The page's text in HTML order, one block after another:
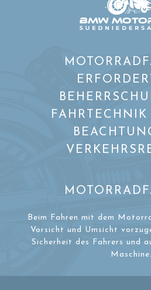
Beim Fahren mit dem
Vorsicht und Umsicht
Sicherheit des Fahrers und
Maschine.